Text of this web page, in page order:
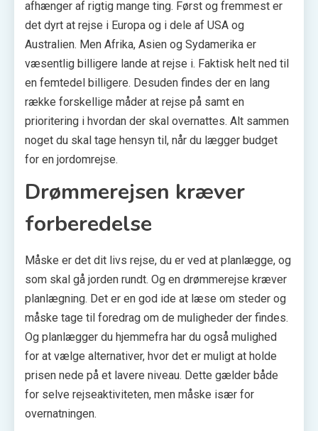
afhænger af rigtig mange ting. Først og fremmest er
det dyrt at rejse i Europa og i dele af USA og
Australien. Men Afrika, Asien og Sydamerika er
væsentlig billigere lande at rejse i. Faktisk helt ned til
en femtedel billigere. Desuden findes der en lang
række forskellige måder at rejse på samt en
prioritering i hvordan der skal overnattes. Alt sammen
noget du skal tage hensyn til, når du lægger budget
for en jordomrejse.
Drømmerejsen kræver
forberedelse
Måske er det dit livs rejse, du er ved at planlægge, og
som skal gå jorden rundt. Og en drømmerejse kræver
planlægning. Det er en god ide at læse om steder og
måske tage til foredrag om de muligheder der findes.
Og planlægger du hjemmefra har du også mulighed
for at vælge alternativer, hvor det er muligt at holde
prisen nede på et lavere niveau. Dette gælder både
for selve rejseaktiviteten, men måske især for
overnatningen.